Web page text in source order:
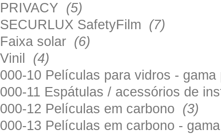
PRIVACY (5)
SECURLUX SafetyFilm (7)
Faixa solar (6)
Vinil (4)
000-10 Películas para vidros -
000-11 Espátulas / acessórios de
000-12 Películas em carbono (3)
000-13 Películas em carbono -